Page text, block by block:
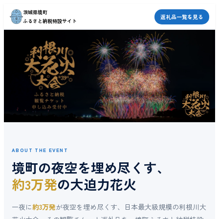
茨城県境町
ふるさと納税特設サイト
返礼品一覧を見る
ABOUT THE EVENT
境町の夜空を埋め尽くす、
約3万発の大迫力花火
一夜に約3万発が夜空を埋め尽くす、日本最大級規模の利根川大